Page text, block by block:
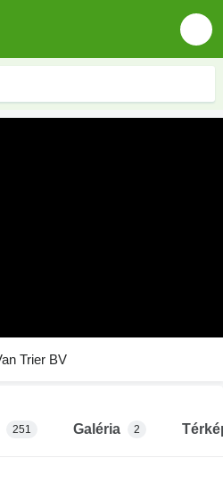
251 Galéria 2